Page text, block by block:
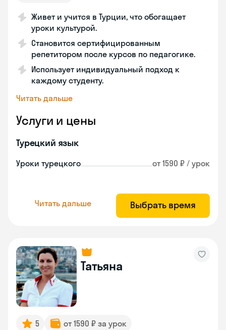
Живет и учится в Турции, что обогащает
уроки культурой.
Становится сертифицированным
репетитором после курсов по педагогике.
Использует индивидуальный подход к
каждому студенту.
Читать дальше
Услуги и цены
Турецкий язык
Уроки турецкого от 1590 ₽ / урок
Читать дальше Выбрать время
Татьяна
5
от 1590 ₽ за урок